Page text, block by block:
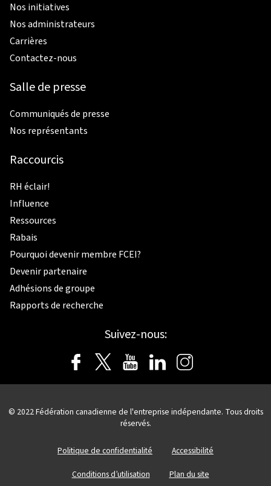
Nos initiatives
Nos administrateurs
Carrières
Contactez-nous
Salle de presse
Communiqués de presse
Nos représentants
Raccourcis
RH éclair!
Influence
Ressources
Rabais
Pourquoi devenir membre FCEI?
Devenir partenaire
Adhésions de groupe
Rapports de recherche
Suivez-nous:
© 2022 Fédération canadienne de l'entreprise indépendante. Tous droits
réservés.
Politique de confidentialité Accessibilité
Conditions d’utilisation Plan du site